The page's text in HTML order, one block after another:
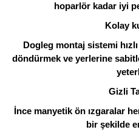
hoparlör kadar iyi
Kolay
Dogleg montaj sistemi
döndürmek ve yerlerine
Gizli
İnce manyetik ön ızgaralar
bir şekilde